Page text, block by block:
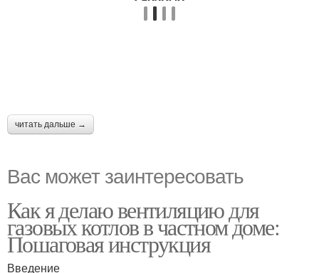
читать дальше →
Вас может заинтересовать
Как я делаю вентиляцию для
газовых котлов в частном доме:
Пошаговая инструкция
Введение